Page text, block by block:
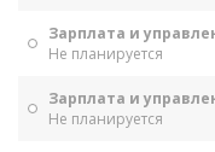
Зарплата и
Не планируется
Зарплата и
Не планируется